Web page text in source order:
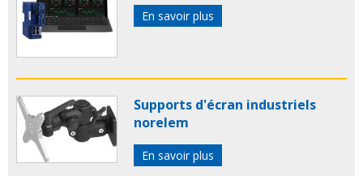
En savoir plus
Supports d'écran industriels
norelem
En savoir plus